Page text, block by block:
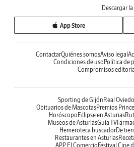
Descargar
App Store
ContactarQuiénes somosAviso legal
Condiciones de uso Política de
Compromisos
Sporting de Gijón Real Oviedo
Obituarios de MascotasPremios
Horóscopo Eclipse en Asturias
Museos de AsturiasGuía TV
Hemeroteca buscadorDe
Restaurantes en Asturias
APP El Comercio Festival Cine